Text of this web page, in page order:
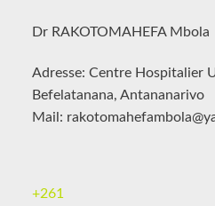
Dr RAKOTOMAHEFA Mbola
Adresse: Centre Hospitalier
Befelatanana, Antananarivo
Mail:
+261